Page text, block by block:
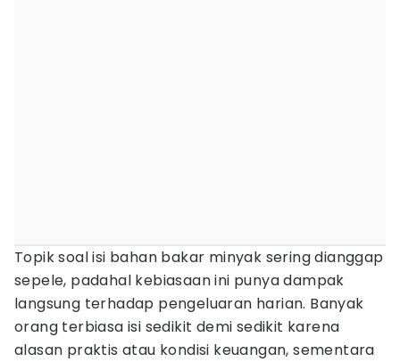
Topik soal isi bahan bakar minyak sering dianggap
sepele, padahal kebiasaan ini punya dampak
langsung terhadap pengeluaran harian. Banyak
orang terbiasa isi sedikit demi sedikit karena
alasan praktis atau kondisi keuangan, sementara